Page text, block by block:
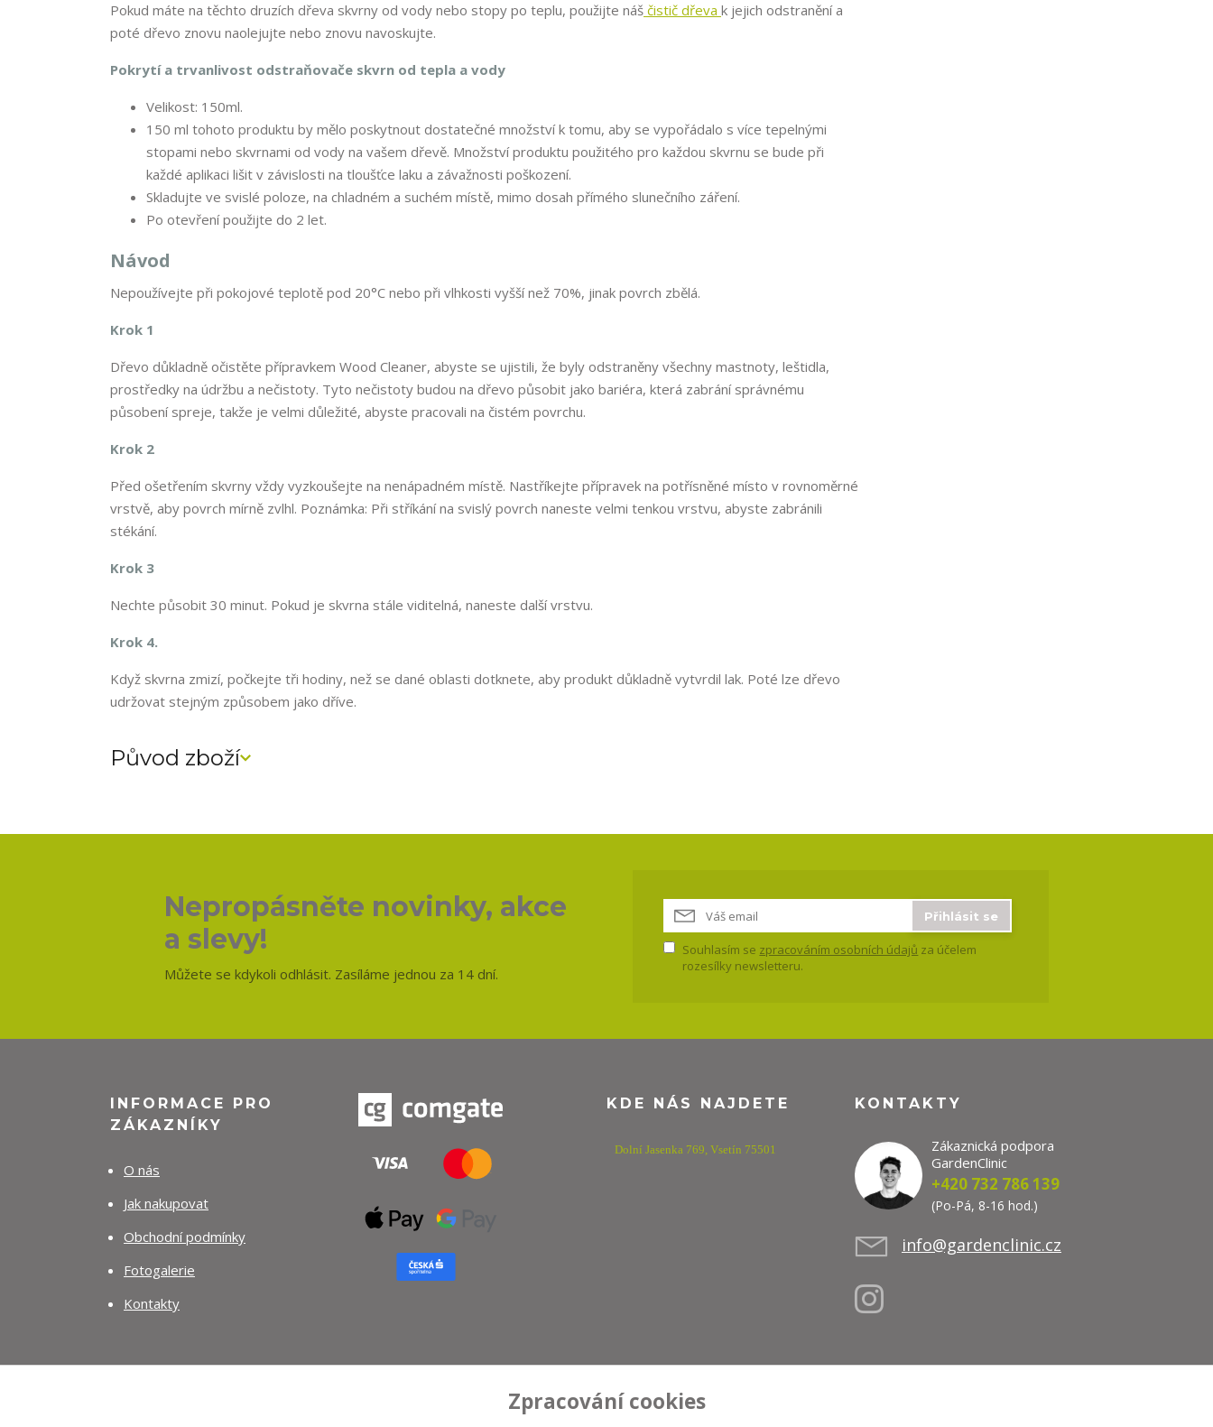
Pokud máte na těchto druzích dřeva skvrny od vody nebo stopy po teplu, použijte náš čistič dřeva k jejich odstranění a
poté dřevo znovu naolejujte nebo znovu navoskujte.
Pokrytí a trvanlivost odstraňovače skvrn od tepla a vody
Velikost: 150ml.
150 ml tohoto produktu by mělo poskytnout dostatečné množství k tomu, aby se vypořádalo s více tepelnými
stopami nebo skvrnami od vody na vašem dřevě. Množství produktu použitého pro každou skvrnu se bude při
každé aplikaci lišit v závislosti na tloušťce laku a závažnosti poškození.
Skladujte ve svislé poloze, na chladném a suchém místě, mimo dosah přímého slunečního záření.
Po otevření použijte do 2 let.
Návod
Nepoužívejte při pokojové teplotě pod 20°C nebo při vlhkosti vyšší než 70%, jinak povrch zbělá.
Krok 1
Dřevo důkladně očistěte přípravkem Wood Cleaner, abyste se ujistili, že byly odstraněny všechny mastnoty, leštidla,
prostředky na údržbu a nečistoty. Tyto nečistoty budou na dřevo působit jako bariéra, která zabrání správnému
působení spreje, takže je velmi důležité, abyste pracovali na čistém povrchu.
Krok 2
Před ošetřením skvrny vždy vyzkoušejte na nenápadném místě. Nastříkejte přípravek na potřísněné místo v rovnoměrné
vrstvě, aby povrch mírně zvlhl. Poznámka: Při stříkání na svislý povrch naneste velmi tenkou vrstvu, abyste zabránili
stékání.
Krok 3
Nechte působit 30 minut. Pokud je skvrna stále viditelná, naneste další vrstvu.
Krok 4.
Když skvrna zmizí, počkejte tři hodiny, než se dané oblasti dotknete, aby produkt důkladně vytvrdil lak. Poté lze dřevo
udržovat stejným způsobem jako dříve.
Původ zboží
Nepropásněte novinky, akce
a slevy!
Můžete se kdykoli odhlásit. Zasíláme jednou za 14 dní.
Přihlásit se
Souhlasím se zpracováním osobních údajů za účelem
rozesílky newsletteru.
INFORMACE PRO
ZÁKAZNÍKY
O nás
Jak nakupovat
Obchodní podmínky
Fotogalerie
Kontakty
KDE NÁS NAJDETE
Dolní Jasenka 769, Vsetín 75501
KONTAKTY
Zákaznická podpora
GardenClinic
+420 732 786 139
(Po-Pá, 8-16 hod.)
info@gardenclinic.cz
Zpracování cookies